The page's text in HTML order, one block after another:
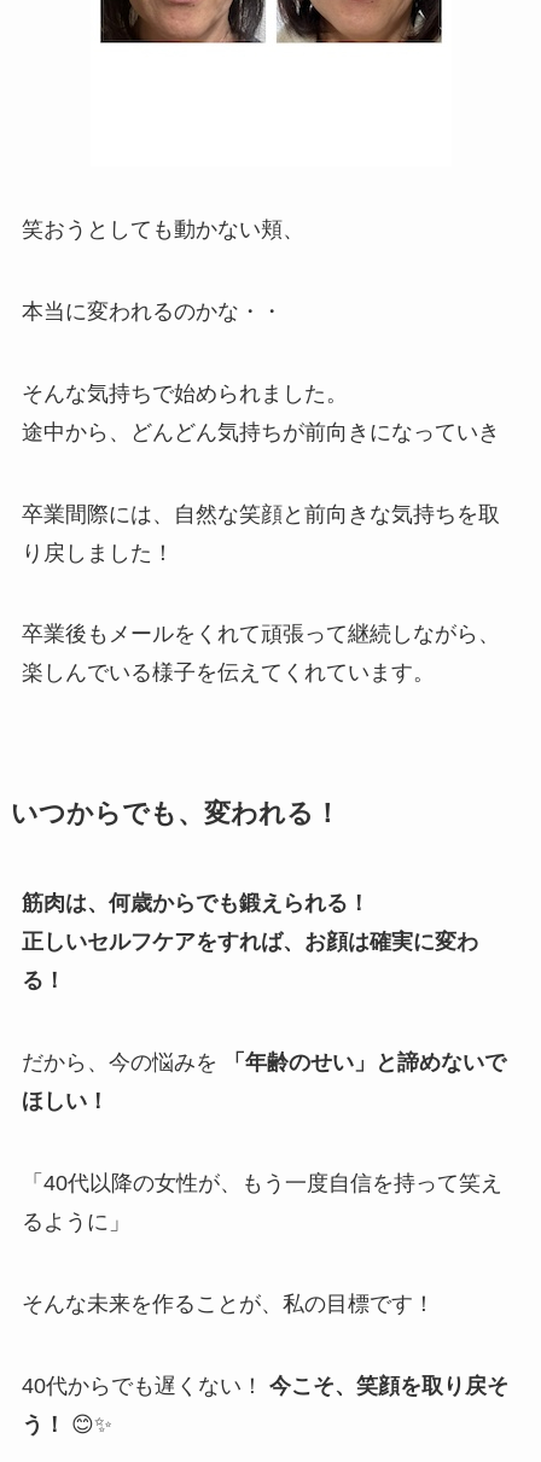
笑おうとしても動かない頬、
本当に変われるのかな・・
そんな気持ちで始められました。
途中から、どんどん気持ちが前向きになっていき
卒業間際には、自然な笑顔と前向きな気持ちを取
り戻しました！
卒業後もメールをくれて頑張って継続しながら、
楽しんでいる様子を伝えてくれています。
いつからでも、変われる！
筋肉は、何歳からでも鍛えられる！
正しいセルフケアをすれば、お顔は確実に変わ
る！
だから、今の悩みを
「年齢のせい」と諦めないで
ほしい！
「40代以降の女性が、もう一度自信を持って笑え
るように」
そんな未来を作ることが、私の目標です！
40代からでも遅くない！ 今こそ、笑顔を取り戻そ
う！
😊✨